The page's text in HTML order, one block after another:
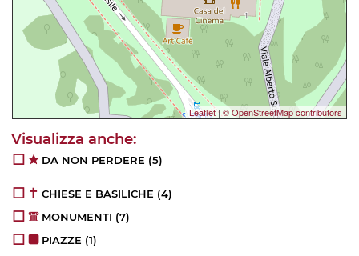
Leaflet| © OpenStreetMap contributors
DA NON PERDERE (5)
CHIESE E BASILICHE (4)
MONUMENTI (7)
PIAZZE (1)